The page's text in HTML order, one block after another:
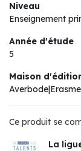
Niveau
Enseignement
Année d'étude
5
Maison
Averbode|Erasme
Ce produit se
La